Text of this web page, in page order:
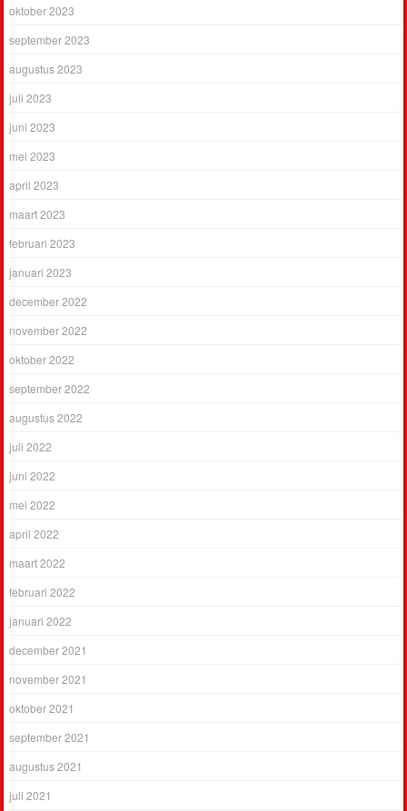
oktober 2023
september 2023
augustus 2023
juli 2023
juni 2023
mei 2023
april 2023
maart 2023
februari 2023
januari 2023
december 2022
november 2022
oktober 2022
september 2022
augustus 2022
juli 2022
juni 2022
mei 2022
april 2022
maart 2022
februari 2022
januari 2022
december 2021
november 2021
oktober 2021
september 2021
augustus 2021
juli 2021